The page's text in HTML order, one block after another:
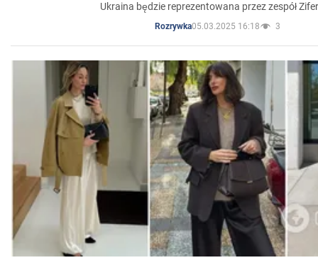
Ukraina będzie reprezentowana przez zespół
Rozrywka05.03.2025 16:18 3